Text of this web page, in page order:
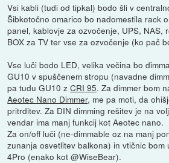
Vsi kabli (tudi od tipkal) bodo šli v
Šibkotočno omarico bo nadomestila rack
panel, kablovje za ozvočenje, UPS, NAS,
BOX za TV ter vse za ozvočenje (ko pač
Vse luči bodo LED, velika večina bo
GU10 v spuščenem stropu (navadne
pa tudu GU10 zCRI 95. Za dimmer bom
Aeotec Nano Dimmer, me pa moti, da
pritrditev. Za DIN dimming rešitev je na
vendar ima manj funkcij kot Aeotec nano.
Za on/off luči (ne-dimmable oz na manj
zunanja osvetlitev balkona) in vtičnic bom
4Pro (enako kot @WiseBear).